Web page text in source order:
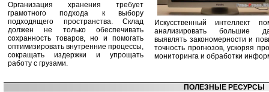
Организация хранения требует
грамотного подхода к выбору
подходящего пространства. Склад
должен не только обеспечивать
сохранность товаров, но и помогать
оптимизировать внутренние процессы,
сокращать издержки и упрощать
работу с грузами.
Искусственный интеллект
анализировать большие
выявлять закономерности и
точность прогнозов, ускоряя
мониторинга и обработки
ПОЛЕЗНЫЕ РЕСУРСЫ